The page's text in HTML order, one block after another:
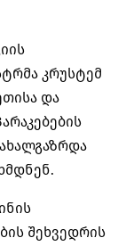
კრუსტემ
და
შეხვედრის